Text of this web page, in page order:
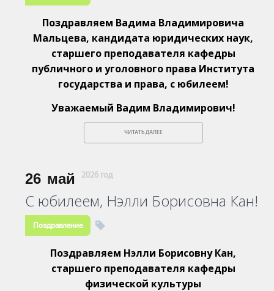
Поздравляем Вадима Владимировича
Мальцева, кандидата юридических наук,
старшего преподавателя кафедры
публичного и уголовного права Института
государства и права, с юбилеем!
Уважаемый Вадим Владимирович!
ЧИТАТЬ ДАЛЕЕ
26 май 2026 год
С юбилеем, Нэлли Борисовна Кан!
Поздравление
Поздравляем Нэлли Борисовну Кан,
старшего преподавателя кафедры
физической культуры